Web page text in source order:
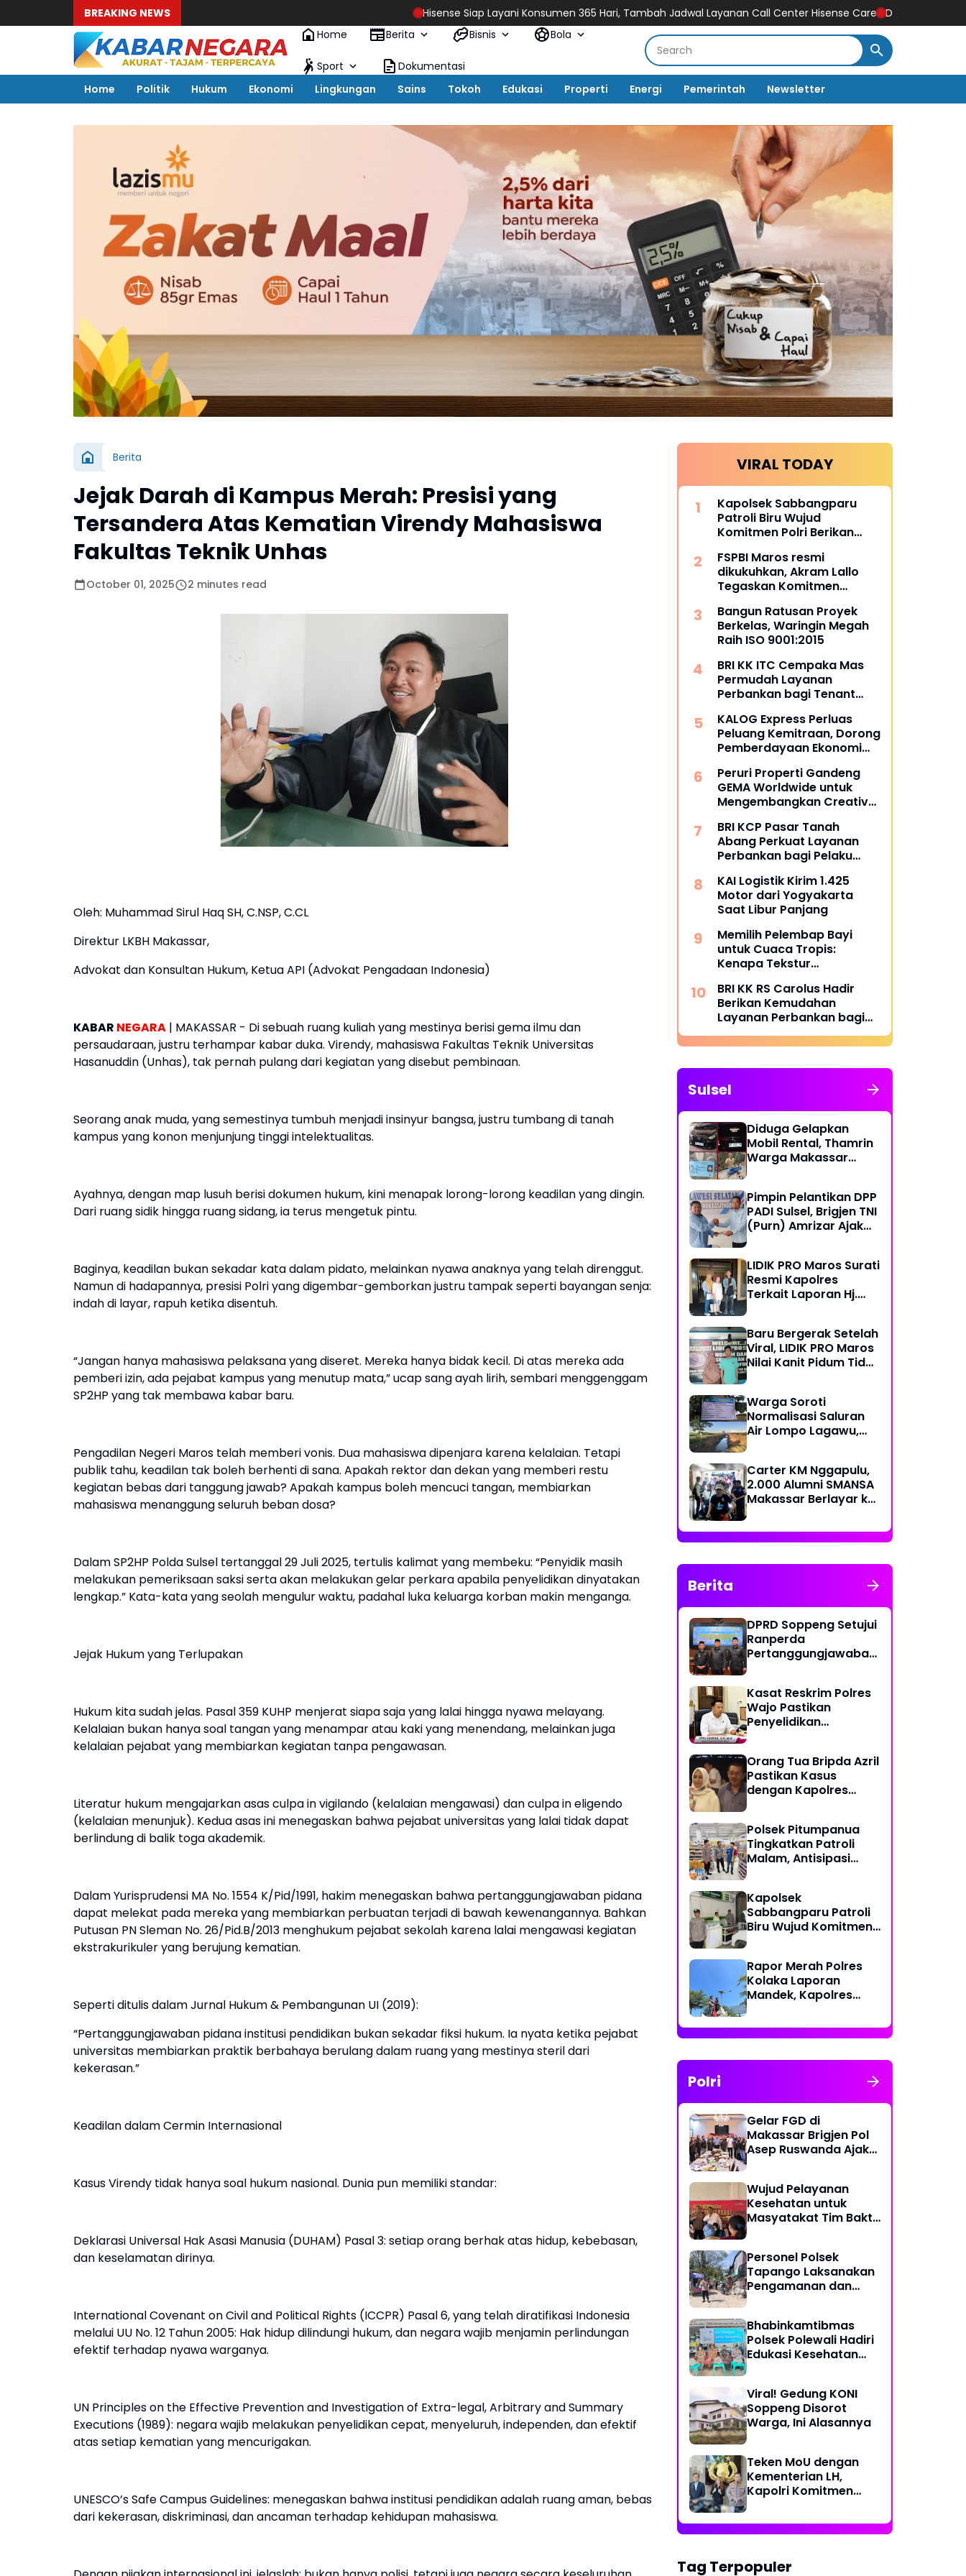
BREAKING NEWS Hisense Siap Layani Konsumen 365 Hari, Tambah Jadwal Layanan Call Center Hisense Care Dukung Gaya Hidup
Home
Berita Bisnis Bola
Sport
Dokumentasi
Home
Politik Hukum Ekonomi Lingkungan Sains Tokoh Edukasi Properti Energi Pemerintah Newsletter
Berita
Jejak Darah di Kampus Merah: Presisi yang
Tersandera Atas Kematian Virendy Mahasiswa
Fakultas Teknik Unhas
October 01, 2025 2 minutes read
Oleh: Muhammad Sirul Haq SH, C.NSP, C.CL
Direktur LKBH Makassar,
Advokat dan Konsultan Hukum, Ketua API (Advokat Pengadaan Indonesia)
KABAR NEGARA | MAKASSAR - Di sebuah ruang kuliah yang mestinya berisi gema ilmu dan
persaudaraan, justru terhampar kabar duka. Virendy, mahasiswa Fakultas Teknik Universitas
Hasanuddin (Unhas), tak pernah pulang dari kegiatan yang disebut pembinaan.
Seorang anak muda, yang semestinya tumbuh menjadi insinyur bangsa, justru tumbang di tanah
kampus yang konon menjunjung tinggi intelektualitas.
Ayahnya, dengan map lusuh berisi dokumen hukum, kini menapak lorong-lorong keadilan yang dingin.
Dari ruang sidik hingga ruang sidang, ia terus mengetuk pintu.
Baginya, keadilan bukan sekadar kata dalam pidato, melainkan nyawa anaknya yang telah direnggut.
Namun di hadapannya, presisi Polri yang digembar-gemborkan justru tampak seperti bayangan senja:
indah di layar, rapuh ketika disentuh.
“Jangan hanya mahasiswa pelaksana yang diseret. Mereka hanya bidak kecil. Di atas mereka ada
pemberi izin, ada pejabat kampus yang menutup mata,” ucap sang ayah lirih, sembari menggenggam
SP2HP yang tak membawa kabar baru.
Pengadilan Negeri Maros telah memberi vonis. Dua mahasiswa dipenjara karena kelalaian. Tetapi
publik tahu, keadilan tak boleh berhenti di sana. Apakah rektor dan dekan yang memberi restu
kegiatan bebas dari tanggung jawab? Apakah kampus boleh mencuci tangan, membiarkan
mahasiswa menanggung seluruh beban dosa?
Dalam SP2HP Polda Sulsel tertanggal 29 Juli 2025, tertulis kalimat yang membeku: “Penyidik masih
melakukan pemeriksaan saksi serta akan melakukan gelar perkara apabila penyelidikan dinyatakan
lengkap.” Kata-kata yang seolah mengulur waktu, padahal luka keluarga korban makin menganga.
Jejak Hukum yang Terlupakan
Hukum kita sudah jelas. Pasal 359 KUHP menjerat siapa saja yang lalai hingga nyawa melayang.
Kelalaian bukan hanya soal tangan yang menampar atau kaki yang menendang, melainkan juga
kelalaian pejabat yang membiarkan kegiatan tanpa pengawasan.
Literatur hukum mengajarkan asas culpa in vigilando (kelalaian mengawasi) dan culpa in eligendo
(kelalaian menunjuk). Kedua asas ini menegaskan bahwa pejabat universitas yang lalai tidak dapat
berlindung di balik toga akademik.
Dalam Yurisprudensi MA No. 1554 K/Pid/1991, hakim menegaskan bahwa pertanggungjawaban pidana
dapat melekat pada mereka yang membiarkan perbuatan terjadi di bawah kewenangannya. Bahkan
Putusan PN Sleman No. 26/Pid.B/2013 menghukum pejabat sekolah karena lalai mengawasi kegiatan
ekstrakurikuler yang berujung kematian.
Seperti ditulis dalam Jurnal Hukum & Pembangunan UI (2019):
“Pertanggungjawaban pidana institusi pendidikan bukan sekadar fiksi hukum. Ia nyata ketika pejabat
universitas membiarkan praktik berbahaya berulang dalam ruang yang mestinya steril dari
kekerasan.”
Keadilan dalam Cermin Internasional
Kasus Virendy tidak hanya soal hukum nasional. Dunia pun memiliki standar:
Deklarasi Universal Hak Asasi Manusia (DUHAM) Pasal 3: setiap orang berhak atas hidup, kebebasan,
dan keselamatan dirinya.
International Covenant on Civil and Political Rights (ICCPR) Pasal 6, yang telah diratifikasi Indonesia
melalui UU No. 12 Tahun 2005: Hak hidup dilindungi hukum, dan negara wajib menjamin perlindungan
efektif terhadap nyawa warganya.
UN Principles on the Effective Prevention and Investigation of Extra-legal, Arbitrary and Summary
Executions (1989): negara wajib melakukan penyelidikan cepat, menyeluruh, independen, dan efektif
atas setiap kematian yang mencurigakan.
UNESCO’s Safe Campus Guidelines: menegaskan bahwa institusi pendidikan adalah ruang aman, bebas
dari kekerasan, diskriminasi, dan ancaman terhadap kehidupan mahasiswa.
VIRAL TODAY
Kapolsek Sabbangparu
Patroli Biru Wujud
Komitmen Polri Berikan
Masyarakat
FSPBI Maros resmi
dikukuhkan, Akram Lallo
Tegaskan Komitmen
Pekerja
Bangun Ratusan Proyek
Berkelas, Waringin Megah
Raih ISO 9001:2015
BRI KK ITC Cempaka Mas
Permudah Layanan
Perbankan bagi Tenant
KALOG Express Perluas
Peluang Kemitraan, Dorong
Pemberdayaan Ekonomi
Peruri Properti Gandeng
GEMA Worldwide untuk
Mengembangkan Creative
Komunitas
BRI KCP Pasar Tanah
Abang Perkuat Layanan
Perbankan bagi Pelaku
Pusat Grosir Terbesar di
Indonesia
KAI Logistik Kirim 1.425
Motor dari Yogyakarta
Saat Libur Panjang
Memilih Pelembap Bayi
untuk Cuaca Tropis:
Kenapa Tekstur
BRI KK RS Carolus Hadir
Berikan Kemudahan
Layanan Perbankan bagi
Civitas Rumah Sakit dan
Masyarakat
Sulsel
Diduga Gelapkan
Mobil Rental, Thamrin
Warga Makassar
Pimpin Pelantikan DPP
PADI Sulsel, Brigjen TNI
(Purn) Amrizar Ajak
Dengan Hati Bersih
LIDIK PRO Maros Surati
Resmi Kapolres
Terkait Laporan Hj.
Baru Bergerak Setelah
Viral, LIDIK PRO Maros
Nilai Kanit Pidum Tidak
Warga Soroti
Normalisasi Saluran
Air Lompo Lagawu,
Seimbang dengan
Hasil Pekerjaan
Carter KM Nggapulu,
2.000 Alumni SMANSA
Makassar Berlayar ke
Meriahkan Temu
Nasional IV di
Berita
DPRD Soppeng Setujui
Ranperda
Pertanggungjawaban
Kasat Reskrim Polres
Wajo Pastikan
Penyelidikan
Orang Tua Bripda Azril
Pastikan Kasus
dengan Kapolres
Polsek Pitumpanua
Tingkatkan Patroli
Malam, Antisipasi
Kriminalitas di
Wilayah Hukum
Kapolsek
Sabbangparu Patroli
Biru Wujud Komitmen
Masyarakat
Rapor Merah Polres
Kolaka Laporan
Mandek, Kapolres
Perkap dan Abaikan
Kepastian Hukum
Polri
Gelar FGD di
Makassar Brigjen Pol
Asep Ruswanda Ajak
Wujud Pelayanan
Kesehatan untuk
Masyatakat Tim Bakti
Perjalanan Ekstrem 10
Jam Demi Layani
Warga Desa Kopeang
Personel Polsek
Tapango Laksanakan
Pengamanan dan
Tradisional Pelitakan
Bhabinkamtibmas
Polsek Polewali Hadiri
Edukasi Kesehatan
Kelurahan Sulewatang
Viral! Gedung KONI
Soppeng Disorot
Warga, Ini Alasannya
Teken MoU dengan
Kementerian LH,
Kapolri Komitmen
Lingkungan Hidup Jadi
Lebih Baik
Tag Terpopuler